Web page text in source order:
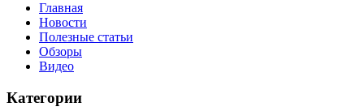
Главная
Новости
Полезные статьи
Обзоры
Видео
Категории